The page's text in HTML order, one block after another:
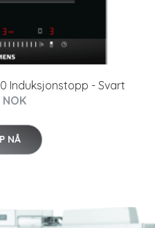
Induksjonstopp - Svart
NOK
NÅ